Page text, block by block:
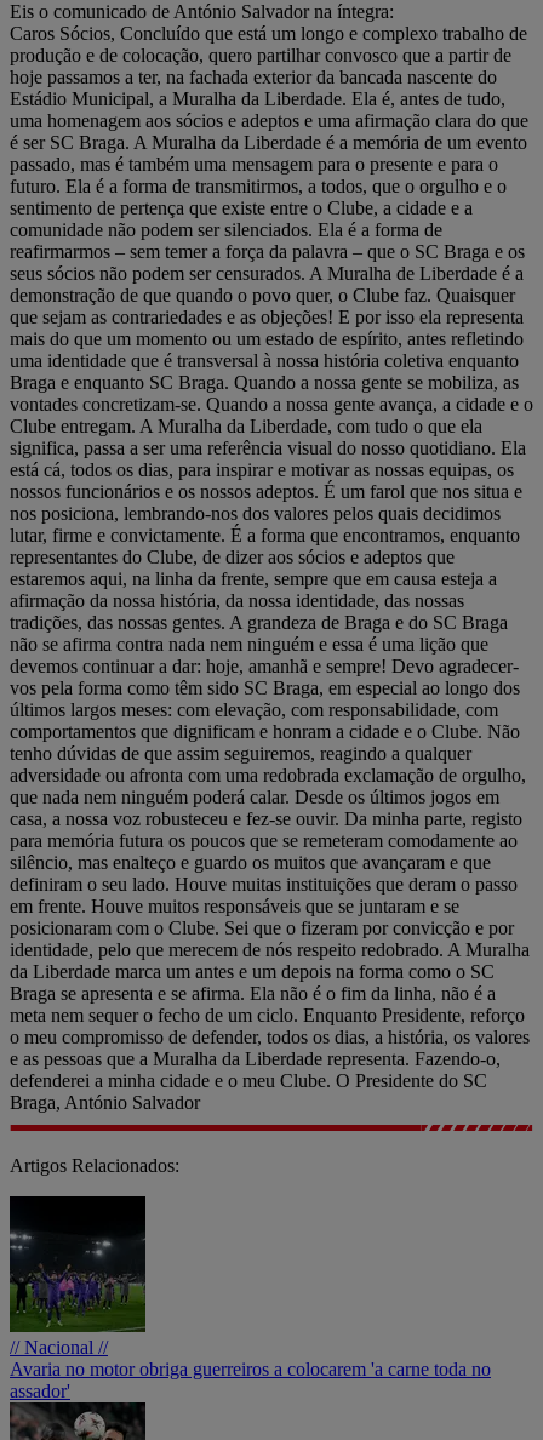
Eis o comunicado de António Salvador na íntegra:
Caros Sócios, Concluído que está um longo e complexo trabalho de
produção e de colocação, quero partilhar convosco que a partir de
hoje passamos a ter, na fachada exterior da bancada nascente do
Estádio Municipal, a Muralha da Liberdade. Ela é, antes de tudo,
uma homenagem aos sócios e adeptos e uma afirmação clara do que
é ser SC Braga. A Muralha da Liberdade é a memória de um evento
passado, mas é também uma mensagem para o presente e para o
futuro. Ela é a forma de transmitirmos, a todos, que o orgulho e o
sentimento de pertença que existe entre o Clube, a cidade e a
comunidade não podem ser silenciados. Ela é a forma de
reafirmarmos – sem temer a força da palavra – que o SC Braga e os
seus sócios não podem ser censurados. A Muralha de Liberdade é a
demonstração de que quando o povo quer, o Clube faz. Quaisquer
que sejam as contrariedades e as objeções! E por isso ela representa
mais do que um momento ou um estado de espírito, antes refletindo
uma identidade que é transversal à nossa história coletiva enquanto
Braga e enquanto SC Braga. Quando a nossa gente se mobiliza, as
vontades concretizam-se. Quando a nossa gente avança, a cidade e o
Clube entregam. A Muralha da Liberdade, com tudo o que ela
significa, passa a ser uma referência visual do nosso quotidiano. Ela
está cá, todos os dias, para inspirar e motivar as nossas equipas, os
nossos funcionários e os nossos adeptos. É um farol que nos situa e
nos posiciona, lembrando-nos dos valores pelos quais decidimos
lutar, firme e convictamente. É a forma que encontramos, enquanto
representantes do Clube, de dizer aos sócios e adeptos que
estaremos aqui, na linha da frente, sempre que em causa esteja a
afirmação da nossa história, da nossa identidade, das nossas
tradições, das nossas gentes. A grandeza de Braga e do SC Braga
não se afirma contra nada nem ninguém e essa é uma lição que
devemos continuar a dar: hoje, amanhã e sempre! Devo agradecer-
vos pela forma como têm sido SC Braga, em especial ao longo dos
últimos largos meses: com elevação, com responsabilidade, com
comportamentos que dignificam e honram a cidade e o Clube. Não
tenho dúvidas de que assim seguiremos, reagindo a qualquer
adversidade ou afronta com uma redobrada exclamação de orgulho,
que nada nem ninguém poderá calar. Desde os últimos jogos em
casa, a nossa voz robusteceu e fez-se ouvir. Da minha parte, registo
para memória futura os poucos que se remeteram comodamente ao
silêncio, mas enalteço e guardo os muitos que avançaram e que
definiram o seu lado. Houve muitas instituições que deram o passo
em frente. Houve muitos responsáveis que se juntaram e se
posicionaram com o Clube. Sei que o fizeram por convicção e por
identidade, pelo que merecem de nós respeito redobrado. A Muralha
da Liberdade marca um antes e um depois na forma como o SC
Braga se apresenta e se afirma. Ela não é o fim da linha, não é a
meta nem sequer o fecho de um ciclo. Enquanto Presidente, reforço
o meu compromisso de defender, todos os dias, a história, os valores
e as pessoas que a Muralha da Liberdade representa. Fazendo-o,
defenderei a minha cidade e o meu Clube. O Presidente do SC
Braga, António Salvador
Artigos Relacionados:
// Nacional //
Avaria no motor obriga guerreiros a colocarem 'a carne toda no
assador'